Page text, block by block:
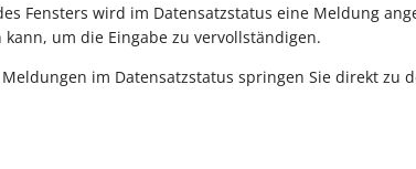
Fensters wird im Datensatzstatus eine Meldung
um die Eingabe zu vervollständigen.
im Datensatzstatus springen Sie direkt zu